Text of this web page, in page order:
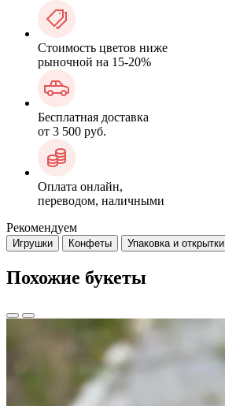
Стоимость цветов ниже
рыночной на 15-20%
Бесплатная доставка
от 3 500 руб.
Оплата онлайн,
переводом, наличными
Рекомендуем
Игрушки Конфеты Упаковка и открытки
Похожие букеты